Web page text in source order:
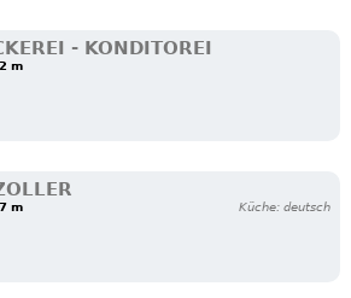
- KONDITOREI
m
m Küche: deutsch